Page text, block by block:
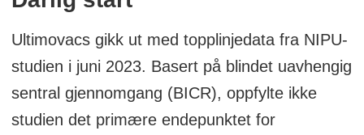
Kilde: Legemiddelverket
Ultimovacs gikk ut med topplinjedata fra NIPU-
studien i juni 2023. Basert på blindet uavhengig
sentral gjennomgang (BICR), oppfylte ikke
studien det primære endepunktet for